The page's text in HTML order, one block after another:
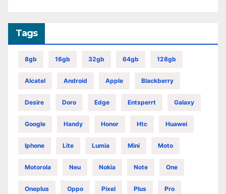
Tags
8gb 16gb 32gb 64gb 128gb
Alcatel Android Apple Blackberry
Desire Doro Edge Entsperrt Galaxy
Google Handy Honor Htc Huawei
Iphone Lite Lumia Mini Moto
Motorola Neu Nokia Note One
Oneplus Oppo Pixel Plus Pro